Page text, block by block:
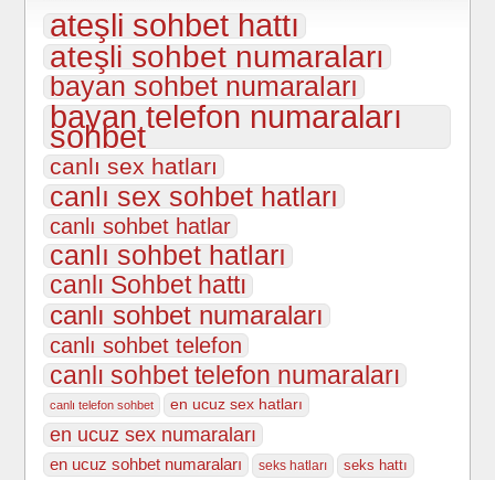
ateşli sohbet hattı
ateşli sohbet numaraları
bayan sohbet numaraları
bayan telefon numaraları
sohbet
canlı sex hatları
canlı sex sohbet hatları
canlı sohbet hatlar
canlı sohbet hatları
canlı Sohbet hattı
canlı sohbet numaraları
canlı sohbet telefon
canlı sohbet telefon numaraları
canlı telefon sohbet en ucuz sex hatları
en ucuz sex numaraları
en ucuz sohbet numaraları seks hatları seks hattı